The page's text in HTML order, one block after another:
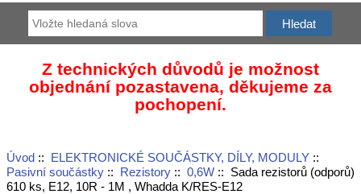
Z technických důvodů je možnost
objednání pozastavena, děkujeme za
pochopení.
Úvod:: ELEKTRONICKÉ SOUČÁSTKY, DÍLY, MODULY::
Pasivní součástky:: Rezistory:: 0,6W:: Sada rezistorů (odporů)
610 ks, E12, 10R - 1M , Whadda K/RES-E12